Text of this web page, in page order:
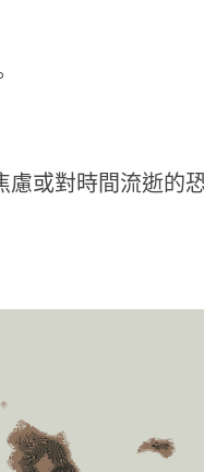
慮或對時間流逝的